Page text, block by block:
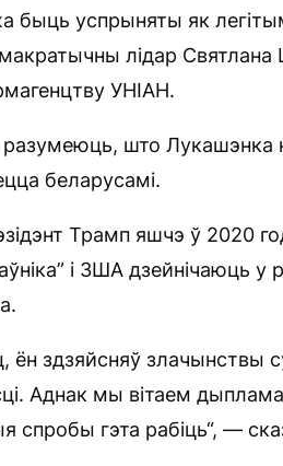
быць успрыняты як
лідар Святлана
УНІАН.
што Лукашэнка
беларусамі.
Трамп яшчэ ў 2020
і ЗША дзейнічаюць у
здзяйсняў злачынствы
Аднак мы вітаем
спробы гэта рабіць“, —